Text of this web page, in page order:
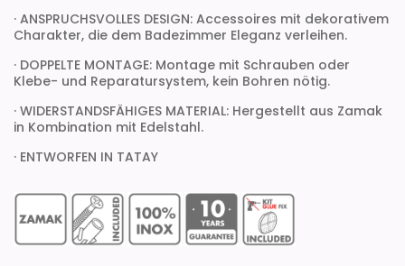
· ANSPRUCHSVOLLES DESIGN: Accessoires mit dekorativem
Charakter, die dem Badezimmer Eleganz verleihen.
· DOPPELTE MONTAGE: Montage mit Schrauben oder
Klebe- und Reparatursystem, kein Bohren nötig.
· WIDERSTANDSFÄHIGES MATERIAL: Hergestellt aus Zamak
in Kombination mit Edelstahl.
· ENTWORFEN IN TATAY